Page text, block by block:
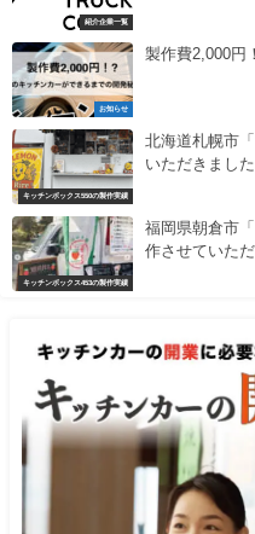
紹介企業一覧
お知らせ
製作費2,000円
キッチンボックス550の製作実績
北海道札幌市
いただきました
キッチンボックス453の製作実績
福岡県朝倉市
作させていた